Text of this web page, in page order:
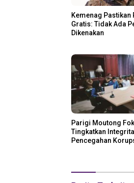
Kemenag Pastikan
Gratis: Tidak Ada
Dikenakan
Parigi Moutong
Tingkatkan
Pencegahan